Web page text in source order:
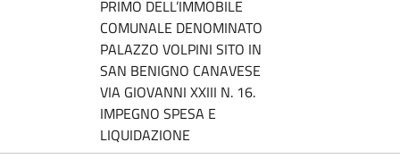
PRIMO DELL’IMMOBILE
COMUNALE DENOMINATO
PALAZZO VOLPINI SITO IN
SAN BENIGNO CANAVESE
VIA GIOVANNI XXIII N. 16.
IMPEGNO SPESA E
LIQUIDAZIONE